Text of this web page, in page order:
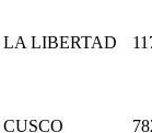
LA LIBERTAD
CUSCO